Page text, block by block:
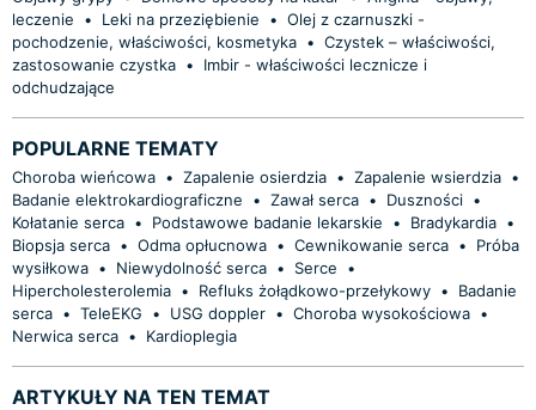
leczenie
• Leki na przeziębienie • Olej z czarnuszki -
pochodzenie, właściwości, kosmetyka • Czystek – właściwości,
zastosowanie czystka •
Imbir - właściwości lecznicze i
odchudzające
POPULARNE TEMATY
Choroba wieńcowa • Zapalenie osierdzia • Zapalenie wsierdzia •
Badanie elektrokardiograficzne
• Zawał serca • Duszności •
Kołatanie serca • Podstawowe badanie lekarskie • Bradykardia •
Biopsja serca • Odma opłucnowa • Cewnikowanie serca •
Próba
wysiłkowa • Niewydolność serca • Serce
•
Hipercholesterolemia • Refluks żołądkowo-przełykowy •
Badanie
serca • TeleEKG • USG doppler • Choroba wysokościowa •
Nerwica serca • Kardioplegia
ARTYKUŁY NA TEN TEMAT